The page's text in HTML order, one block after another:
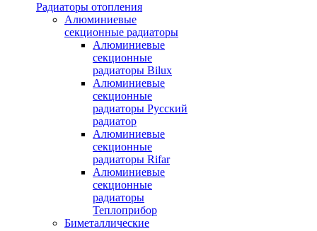
Радиаторы отопления
Алюминиевые
секционные радиаторы
Алюминиевые
секционные
радиаторы Bilux
Алюминиевые
секционные
радиаторы Русский
радиатор
Алюминиевые
секционные
радиаторы Rifar
Алюминиевые
секционные
радиаторы
Теплоприбор
Биметаллические